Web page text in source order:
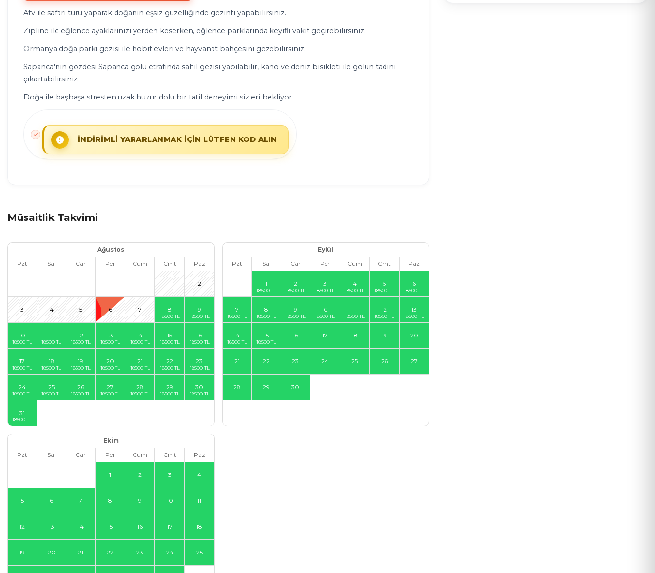
Atv ile safari turu yaparak doğanın eşsiz güzelliğinde gezinti yapabilirsiniz.
Zipline ile eğlence ayaklarınızı yerden keserken, eğlence parklarında keyifli vakit geçirebilirsiniz.
Ormanya doğa parkı gezisi ile hobit evleri ve hayvanat bahçesini gezebilirsiniz.
Sapanca'nın gözdesi Sapanca gölü etrafında sahil gezisi yapılabilir, kano ve deniz bisikleti ile gölün tadını
çıkartabilirsiniz.
Doğa ile başbaşa stresten uzak huzur dolu bir tatil deneyimi sizleri bekliyor.
İNDİRİMLİ YARARLANMAK İÇİN LÜTFEN KOD ALIN
Müsaitlik Takvimi
Ağustos
Pzt
Sal Car Per Cum Cmt Paz
1 2
3 4 5 6 7 8 9
10 11 12 13 14 15 16
17 18 19 20 21 22 23
24 25 26 27 28 29 30
31
Eylül
Pzt
Sal Car Per Cum Cmt Paz
1 2 3 4 5 6
7 8 9 10 11 12 13
14 15 16 17 18 19 20
21 22 23 24 25 26 27
28 29 30
Ekim
Pzt
Sal Car Per Cum Cmt Paz
1 2 3 4
5 6 7 8 9 10 11
12 13 14 15 16 17 18
19 20 21 22 23 24 25